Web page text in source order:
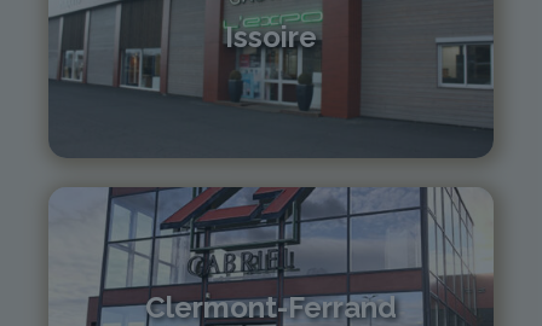
Issoire
04 73 55 06 09
Clermont-Ferrand